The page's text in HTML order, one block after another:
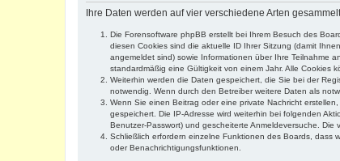
Ihre Daten werden auf vier verschiedene Arten
Die Forensoftware phpBB erstellt bei Ihrem Besuch des
diesen Cookies sind die aktuelle ID Ihrer Sitzung (damit
angemeldet sind) sowie Informationen über Ihre Teilnahme
standardmäßig eine Gültigkeit von einem Jahr. Alle Cookies
Weiterhin werden die Daten gespeichert, die Sie bei der
notwendig. Wenn durch den Betreiber weitere Daten als
Wenn Sie einen Beitrag oder eine private Nachricht
gespeichert. Die IP-Adresse wird weiterhin bei folgenden
Benutzer-Passwort) und gescheiterte Anmeldeversuche. Die
Schließlich erfordern einzelne Funktionen des Boards, dass
oder Benachrichtigungsfunktionen.